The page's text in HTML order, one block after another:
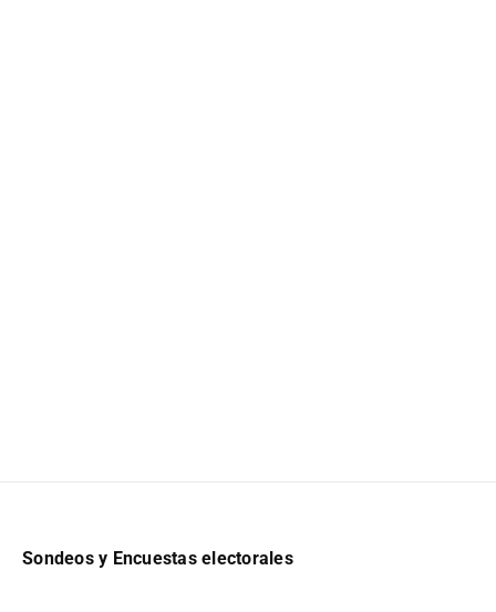
Sondeos y Encuestas electorales